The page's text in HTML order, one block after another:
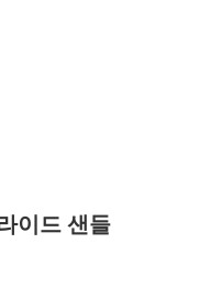
이드 샌들